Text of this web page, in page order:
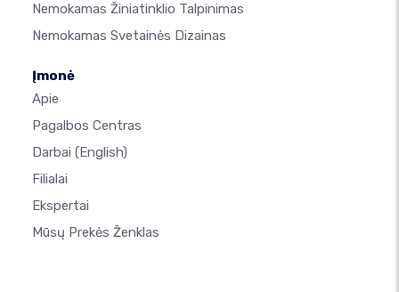
Nemokamas Žiniatinklio Talpinimas
Nemokamas Svetainės Dizainas
Įmonė
Apie
Pagalbos Centras
Darbai (English)
Filialai
Ekspertai
Mūsų Prekės Ženklas